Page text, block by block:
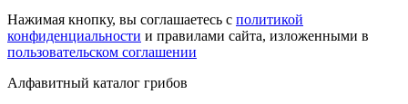
Нажимая кнопку, вы соглашаетесь с политикой
конфиденциальности и правилами сайта, изложенными в
пользовательском соглашении
Алфавитный каталог грибов